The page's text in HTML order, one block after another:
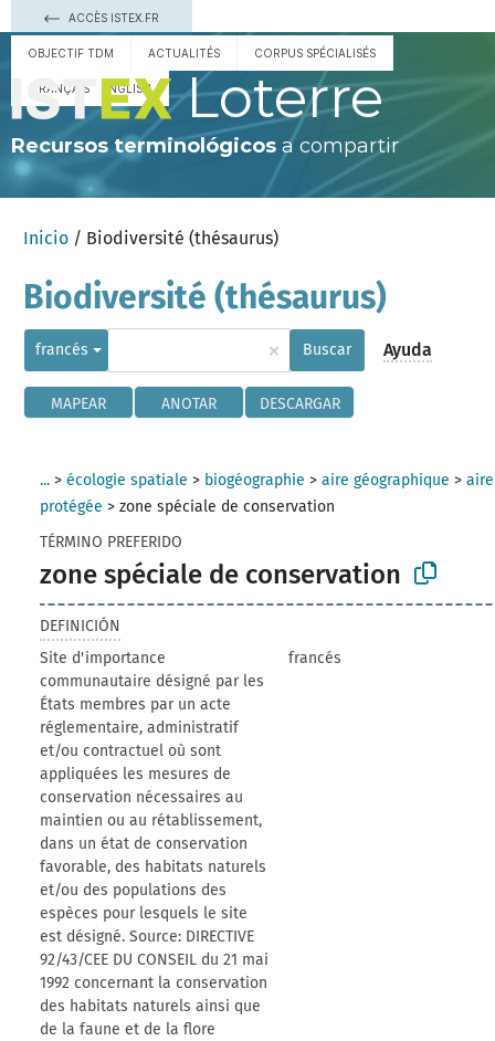
ACCÈS ISTEX.FR
OBJECTIF TDM ACTUALITÉS CORPUS SPÉCIALISÉS
FRANÇAIS ENGLISH Loterre
Recursos terminológicos a compartir
Inicio / Biodiversité (thésaurus)
Biodiversité (thésaurus)
francés × Buscar Ayuda
MAPEAR ANOTAR DESCARGAR
... >écologie spatiale > biogéographie >aire géographique >aire
protégée >zone spéciale de conservation
TÉRMINO PREFERIDO
zone spéciale de conservation
DEFINICIÓN
Site d'importance
communautaire désigné par les
États membres par un acte
réglementaire, administratif
et/ou contractuel où sont
appliquées les mesures de
conservation nécessaires au
maintien ou au rétablissement,
dans un état de conservation
favorable, des habitats naturels
et/ou des populations des
espèces pour lesquels le site
est désigné. Source: DIRECTIVE
92/43/CEE DU CONSEIL du 21 mai
1992 concernant la conservation
des habitats naturels ainsi que
de la faune et de la flore
francés